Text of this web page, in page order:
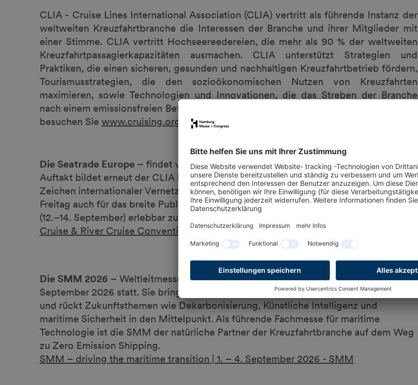
CLIA - Cruise Lines International Association (CLIA) vertritt als führende Instanz der
weltweiten Kreuzfahrtbranche die Interessen der Branche und ihrer Mitglieder mit
einer Stimme. CLIA vertritt Hochseereedereien, die mehr als 90 % der weltweiten
Kreuzfahrtpassagierkapazitäten ausmachen. CLIA unterstützt Strategien und
Praktiken, die einen sicheren, gesunden und nachhaltigen Kreuzfahrtbetrieb fördern,
Tourismusstrategien, die den sozioökonomischen Nutzen von Kreuzfahrten
maximieren, sowie Technologien und Innovationen, die das Streben der Branche
nach einem emissionsfreien Betrieb bis 2050 unterstützen. Für weitere Informationen
besuchen Sie www.cruising.org
Die Seatrade Europe – findet vom 10. bis 12. September 2025 in Hamburg statt. Den
Auftakt bildet erneut der CLIA Ports & Destination Summit. Die Messe steht im
Zeichen internationaler Vernetzung und nachhaltiger Entwicklung – und öffnet am
Freitag auch für das breite Publikum, um Synergien mit den Hamburg Cruise Days
(12.–14. September) erlebbar zu machen.
Cruise & River Cruise Convention | Seatrade Europe - Seatrade Europe
Die SMM 2026 – Weltleitmesse der maritimen Industrie – findet vom 1. bis 4.
September 2026 statt. Sie bringt die internationale maritime Community zusammen
und rückt Zukunftsthemen wie Dekarbonisierung, Künstliche Intelligenz und
maritime Sicherheit in den Mittelpunkt. Als führende Fachmesse für maritime
Technologie ist die SMM der natürliche Partner der Kreuzfahrtbranche auf dem Weg
zu Zero Emission Shipping.
SMM – driving the maritime transition | 1. – 4. September 2026 - SMM